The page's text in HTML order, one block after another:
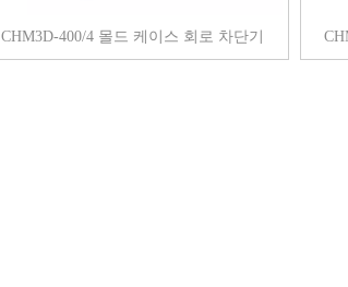
CHM3D-400/4 몰드 케이스 회로 차단기